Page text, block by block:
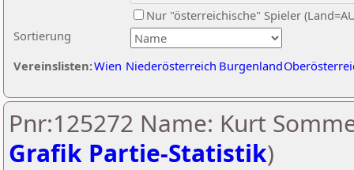
Sortierung
Nur "österreichische" Spieler
Vereinslisten:Wien Niederösterreich Burgenland
Pnr:125272 Name: Kurt
Grafik Partie-Statistik)